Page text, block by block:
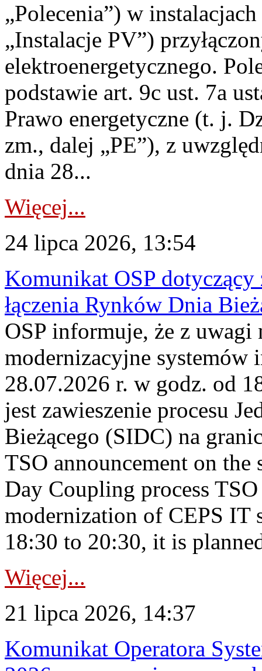
„Polecenia”) w
„Instalacje PV”)
elektroenergetycznego.
podstawie art. 9c ust. 7a
Prawo energetyczne (t. j.
zm., dalej „PE”), z
dnia 28...
Więcej...
24 lipca 2026, 13:54
Komunikat OSP dotyczący
łączenia Rynków Dnia
OSP informuje, że z uwagi
modernizacyjne
28.07.2026 r. w godz. od
jest zawieszenie procesu
Bieżącego (SIDC) na
TSO announcement on
Day Coupling process
modernization of CEPS IT
18:30 to 20:30, it is
Więcej...
21 lipca 2026, 14:37
Komunikat Operatora